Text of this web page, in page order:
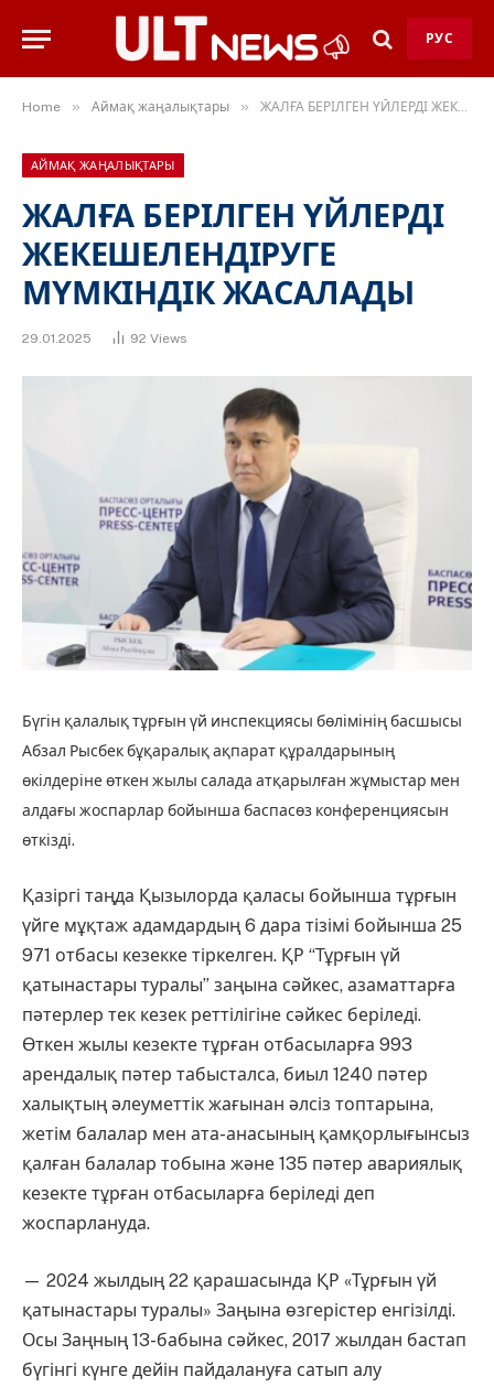
РУС
Home » Аймақ жаңалықтары » ЖАЛҒА БЕРІЛГЕН ҮЙЛЕРДІ ЖЕКЕШЕЛЕНДІРУГЕ МҮМКІНДІК ЖАСАЛАДЫ
АЙМАҚ ЖАҢАЛЫҚТАРЫ
ЖАЛҒА БЕРІЛГЕН ҮЙЛЕРДІ
ЖЕКЕШЕЛЕНДІРУГЕ
МҮМКІНДІК ЖАСАЛАДЫ
29.01.2025 92 Views
Бүгін қалалық тұрғын үй инспекциясы бөлімінің басшысы
Абзал Рысбек бұқаралық ақпарат құралдарының
өкілдеріне өткен жылы салада атқарылған жұмыстар мен
алдағы жоспарлар бойынша баспасөз конференциясын
өткізді.
Қазіргі таңда Қызылорда қаласы бойынша тұрғын
үйге мұқтаж адамдардың 6 дара тізімі бойынша 25
971 отбасы кезекке тіркелген. ҚР “Тұрғын үй
қатынастары туралы” заңына сәйкес, азаматтарға
пәтерлер тек кезек реттілігіне сәйкес беріледі.
Өткен жылы кезекте тұрған отбасыларға 993
арендалық пәтер табысталса, биыл 1240 пәтер
халықтың әлеуметтік жағынан әлсіз топтарына,
жетім балалар мен ата-анасының қамқорлығынсыз
қалған балалар тобына және 135 пәтер авариялық
кезекте тұрған отбасыларға беріледі деп
жоспарлануда.
— 2024 жылдың 22 қарашасында ҚР «Тұрғын үй
қатынастары туралы» Заңына өзгерістер енгізілді.
Осы Заңның 13-бабына сәйкес, 2017 жылдан бастап
бүгінгі күнге дейін пайдалануға сатып алу